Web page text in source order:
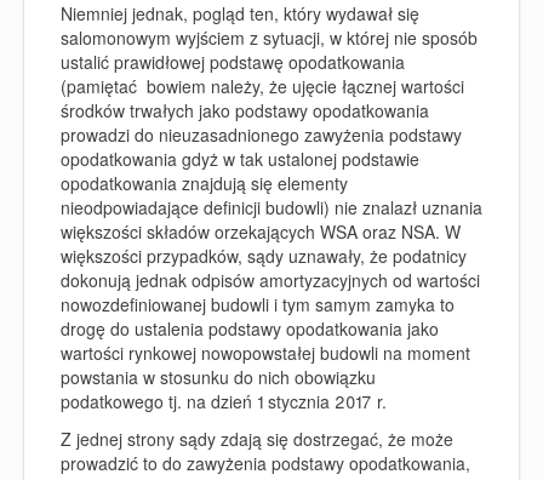
Niemniej jednak, pogląd ten, który wydawał się
salomonowym wyjściem z sytuacji, w której nie sposób
ustalić prawidłowej podstawę opodatkowania
(pamiętać bowiem należy, że ujęcie łącznej wartości
środków trwałych jako podstawy opodatkowania
prowadzi do nieuzasadnionego zawyżenia podstawy
opodatkowania gdyż w tak ustalonej podstawie
opodatkowania znajdują się elementy
nieodpowiadające definicji budowli) nie znalazł uznania
większości składów orzekających WSA oraz NSA. W
większości przypadków, sądy uznawały, że podatnicy
dokonują jednak odpisów amortyzacyjnych od wartości
nowozdefiniowanej budowli i tym samym zamyka to
drogę do ustalenia podstawy opodatkowania jako
wartości rynkowej nowopowstałej budowli na moment
powstania w stosunku do nich obowiązku
podatkowego tj. na dzień 1 stycznia 2017 r.
Z jednej strony sądy zdają się dostrzegać, że może
prowadzić to do zawyżenia podstawy opodatkowania,